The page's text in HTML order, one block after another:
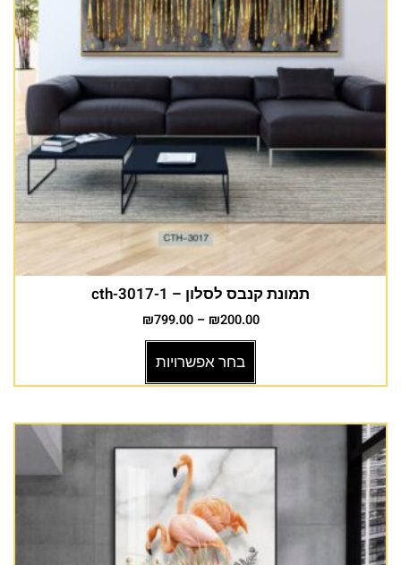
תמונת קנבס לסלון – cth-3017-1
₪200.00
–
₪799.00
בחר אפשרויות